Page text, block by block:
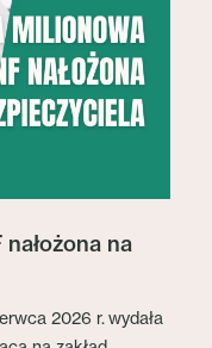
na
2026 r. wydała